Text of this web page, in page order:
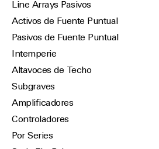
Line Arrays Pasivos
Activos de Fuente Puntual
Pasivos de Fuente Puntual
Intemperie
Altavoces de Techo
Subgraves
Amplificadores
Controladores
Por Series